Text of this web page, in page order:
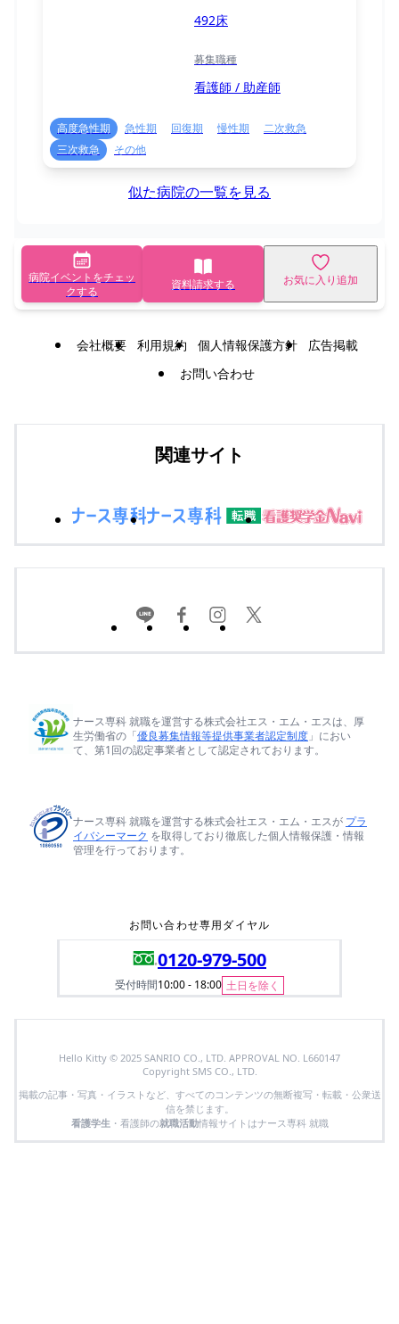
492床
募集職種
看護師 / 助産師
高度急性期 急性期 回復期 慢性期
二次救急
三次救急
その他
似た病院の一覧を見る
病院イベントをチェッ
クする
資料請求する お気に入り追加
会社概要 利用規約 個人情報保護方針
広告掲載
お問い合わせ
関連サイト
ナース専科 就職を運営する株式会社エス・エム・エスは、厚
生労働省の「優良募集情報等提供事業者認定制度 」におい
て、第1回の認定事業者として認定されております。
ナース専科 就職を運営する株式会社エス・エム・エスが プラ
イバシーマーク を取得しており徹底した個人情報保護・情報
管理を行っております。
お問い合わせ専用ダイヤル
0120-979-500
受付時間10:00 - 18:00 土日を除く
Hello Kitty © 2025 SANRIO CO., LTD. APPROVAL NO. L660147
Copyright SMS CO., LTD.
掲載の記事・写真・イラストなど、すべてのコンテンツの無断複写・転載・公衆送
信を禁じます。
看護学生 ・看護師の就職活動情報サイトはナース専科 就職